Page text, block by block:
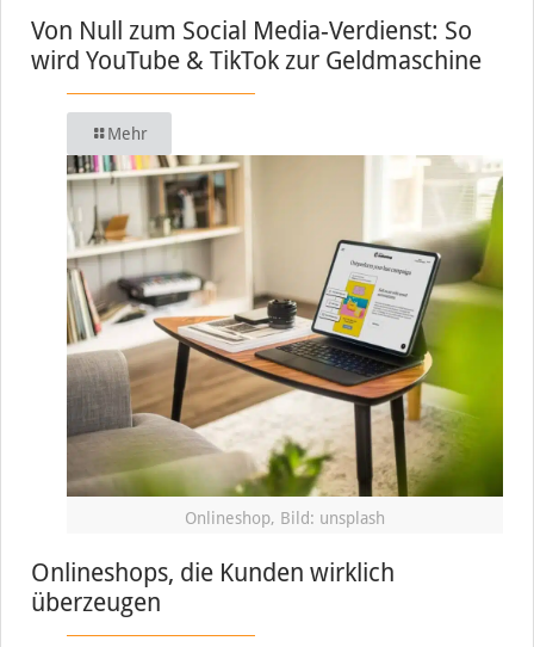
Von Null zum Social Media-Verdienst: So
wird YouTube & TikTok zur Geldmaschine
Mehr
Onlineshop, Bild: unsplash
Onlineshops, die Kunden wirklich
überzeugen